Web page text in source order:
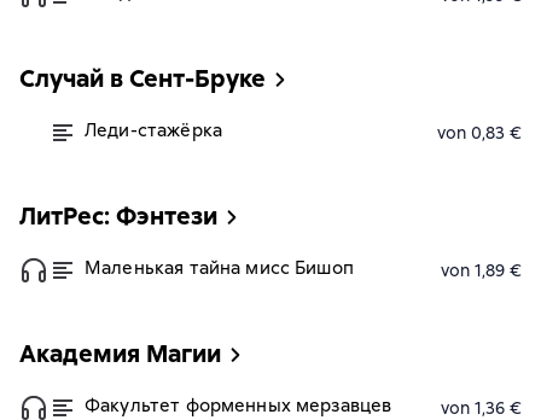
Случай в Сент-Бруке
Леди-стажёрка von 0,83 €
ЛитРес: Фэнтези
Маленькая тайна мисс Бишоп von 1,89 €
Академия Магии
Факультет форменных мерзавцев von 1,36 €